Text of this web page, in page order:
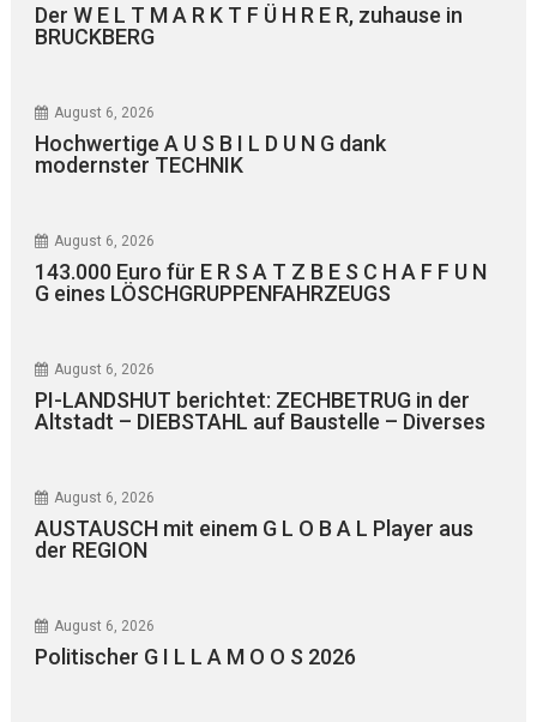
Der W E L T M A R K T F Ü H R E R, zuhause in
BRUCKBERG
August 6, 2026
Hochwertige A U S B I L D U N G dank
modernster TECHNIK
August 6, 2026
143.000 Euro für E R S A T Z B E S C H A F F U N
G eines LÖSCHGRUPPENFAHRZEUGS
August 6, 2026
PI-LANDSHUT berichtet: ZECHBETRUG in der
Altstadt – DIEBSTAHL auf Baustelle – Diverses
August 6, 2026
AUSTAUSCH mit einem G L O B A L Player aus
der REGION
August 6, 2026
Politischer G I L L A M O O S 2026